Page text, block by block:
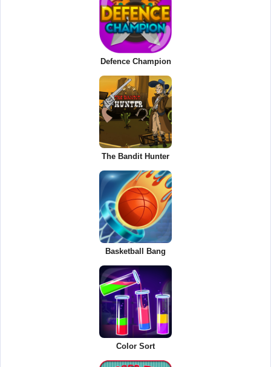
Defence Champion
The Bandit Hunter
Basketball Bang
Color Sort